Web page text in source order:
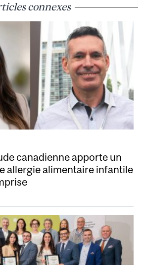
connexes
canadienne apporte un
allergie alimentaire infantile